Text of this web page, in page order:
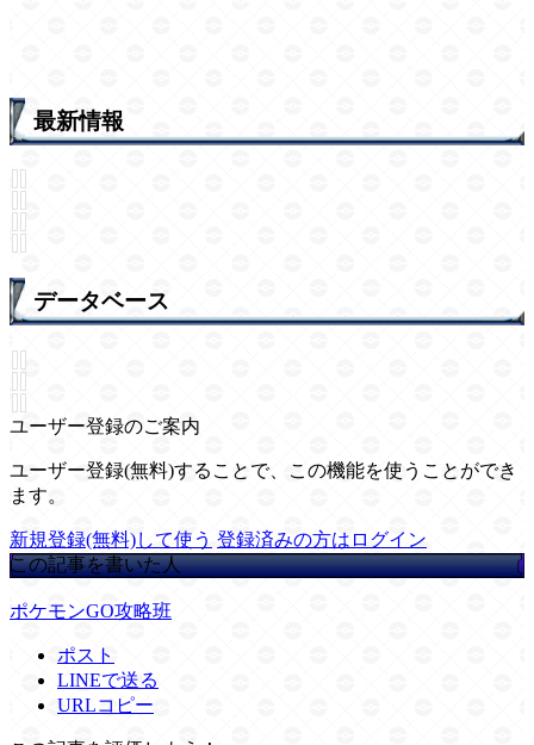
最新情報
データベース
ユーザー登録のご案内
ユーザー登録(無料)することで、この機能を使うことができ
ます。
新規登録(無料)して使う 登録済みの方はログイン
この記事を書いた人
ポケモンGO攻略班
ポスト
LINEで送る
URLコピー